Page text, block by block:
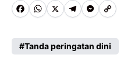
F
c
W
a
X T
l
M
s
C
p
Tanda peringatan dini